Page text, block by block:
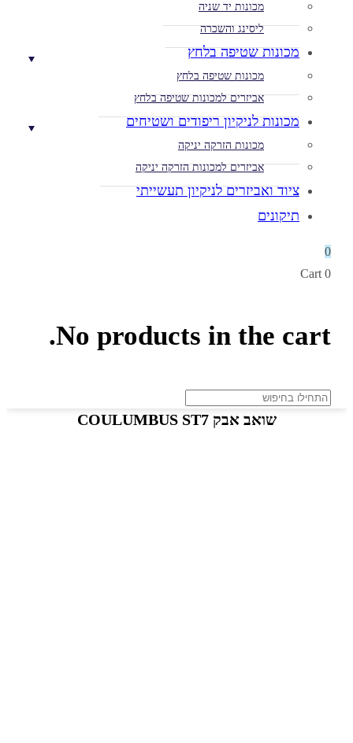
מכונות יד שניה
ליסינג והשכרה
מכונות שטיפה בלחץ
מכונות שטיפה בלחץ
אביזרים למכונות שטיפה בלחץ
מכונות לניקיון ריפודים ושטיחים
מכונות הזרקה יניקה
אביזרים למכונות הזרקה יניקה
ציוד ואביזרים לניקיון תעשייתי
תיקונים
0
Cart 0
No products in the cart.
שואב אבק COULUMBUS ST7